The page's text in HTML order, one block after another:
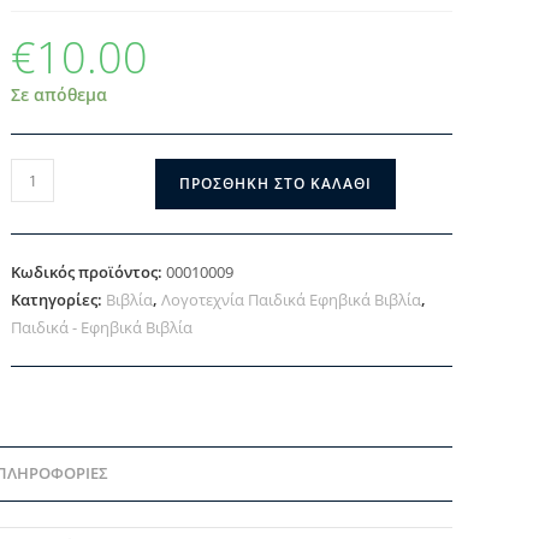
€10.00
Σε απόθεμα
ΠΡΟΣΘΉΚΗ ΣΤΟ ΚΑΛΆΘΙ
Κωδικός προϊόντος:00010009
Κατηγορίες: Βιβλία,Λογοτεχνία Παιδικά Εφηβικά Βιβλία,
Παιδικά - Εφηβικά Βιβλία